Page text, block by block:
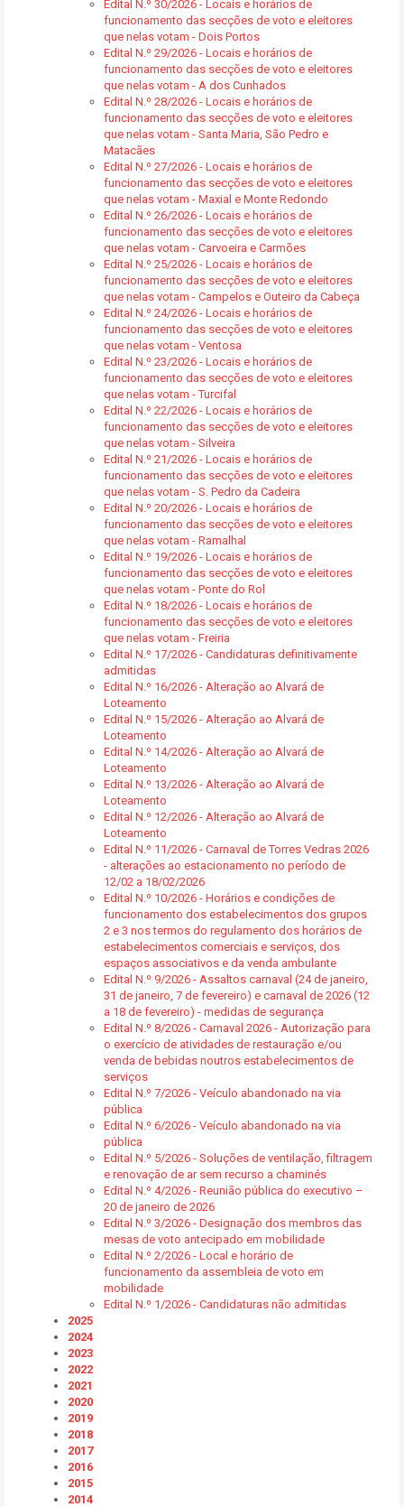
Edital N.º 30/2026 - Locais e horários de
funcionamento das secções de voto e eleitores
que nelas votam - Dois Portos
Edital N.º 29/2026 - Locais e horários de
funcionamento das secções de voto e eleitores
que nelas votam - A dos Cunhados
Edital N.º 28/2026 - Locais e horários de
funcionamento das secções de voto e eleitores
que nelas votam - Santa Maria, São Pedro e
Matacães
Edital N.º 27/2026 - Locais e horários de
funcionamento das secções de voto e eleitores
que nelas votam - Maxial e Monte Redondo
Edital N.º 26/2026 - Locais e horários de
funcionamento das secções de voto e eleitores
que nelas votam - Carvoeira e Carmões
Edital N.º 25/2026 - Locais e horários de
funcionamento das secções de voto e eleitores
que nelas votam - Campelos e Outeiro da Cabeça
Edital N.º 24/2026 - Locais e horários de
funcionamento das secções de voto e eleitores
que nelas votam - Ventosa
Edital N.º 23/2026 - Locais e horários de
funcionamento das secções de voto e eleitores
que nelas votam - Turcifal
Edital N.º 22/2026 - Locais e horários de
funcionamento das secções de voto e eleitores
que nelas votam - Silveira
Edital N.º 21/2026 - Locais e horários de
funcionamento das secções de voto e eleitores
que nelas votam - S. Pedro da Cadeira
Edital N.º 20/2026 - Locais e horários de
funcionamento das secções de voto e eleitores
que nelas votam - Ramalhal
Edital N.º 19/2026 - Locais e horários de
funcionamento das secções de voto e eleitores
que nelas votam - Ponte do Rol
Edital N.º 18/2026 - Locais e horários de
funcionamento das secções de voto e eleitores
que nelas votam - Freiria
Edital N.º 17/2026 - Candidaturas definitivamente
admitidas
Edital N.º 16/2026 - Alteração ao Alvará de
Loteamento
Edital N.º 15/2026 - Alteração ao Alvará de
Loteamento
Edital N.º 14/2026 - Alteração ao Alvará de
Loteamento
Edital N.º 13/2026 - Alteração ao Alvará de
Loteamento
Edital N.º 12/2026 - Alteração ao Alvará de
Loteamento
Edital N.º 11/2026 - Carnaval de Torres Vedras 2026
- alterações ao estacionamento no período de
12/02 a 18/02/2026
Edital N.º 10/2026 - Horários e condições de
funcionamento dos estabelecimentos dos grupos
2 e 3 nos termos do regulamento dos horários de
estabelecimentos comerciais e serviços, dos
espaços associativos e da venda ambulante
Edital N.º 9/2026 - Assaltos carnaval (24 de janeiro,
31 de janeiro, 7 de fevereiro) e carnaval de 2026 (12
a 18 de fevereiro) - medidas de segurança
Edital N.º 8/2026 - Carnaval 2026 - Autorização para
o exercício de atividades de restauração e/ou
venda de bebidas noutros estabelecimentos de
serviços
Edital N.º 7/2026 - Veículo abandonado na via
pública
Edital N.º 6/2026 - Veículo abandonado na via
pública
Edital N.º 5/2026 - Soluções de ventilação, filtragem
e renovação de ar sem recurso a chaminés
Edital N.º 4/2026 - Reunião pública do executivo –
20 de janeiro de 2026
Edital N.º 3/2026 - Designação dos membros das
mesas de voto antecipado em mobilidade
Edital N.º 2/2026 - Local e horário de
funcionamento da assembleia de voto em
mobilidade
Edital N.º 1/2026 - Candidaturas não admitidas
2025
2024
2023
2022
2021
2020
2019
2018
2017
2016
2015
2014